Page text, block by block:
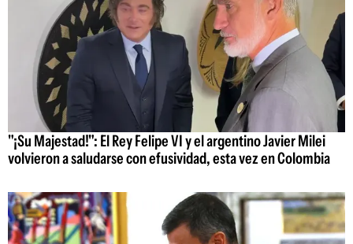
"¡Su Majestad!": El Rey Felipe VI y el argentino Javier Milei
volvieron a saludarse con efusividad, esta vez en Colombia